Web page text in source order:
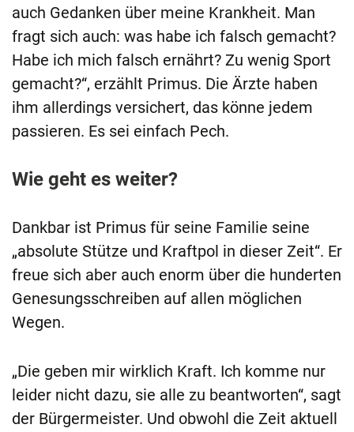
auch Gedanken über meine Krankheit. Man
fragt sich auch: was habe ich falsch gemacht?
Habe ich mich falsch ernährt? Zu wenig Sport
gemacht?“, erzählt Primus. Die Ärzte haben
ihm allerdings versichert, das könne jedem
passieren. Es sei einfach Pech.
Wie geht es weiter?
Dankbar ist Primus für seine Familie seine
„absolute Stütze und Kraftpol in dieser Zeit“. Er
freue sich aber auch enorm über die hunderten
Genesungsschreiben auf allen möglichen
Wegen.
„Die geben mir wirklich Kraft. Ich komme nur
leider nicht dazu, sie alle zu beantworten“, sagt
der Bürgermeister. Und obwohl die Zeit aktuell